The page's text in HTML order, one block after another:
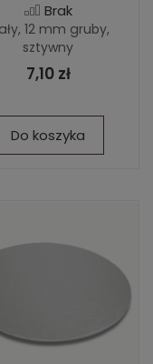
Brak
12 mm gruby,
sztywny
7,10 zł
Do koszyka